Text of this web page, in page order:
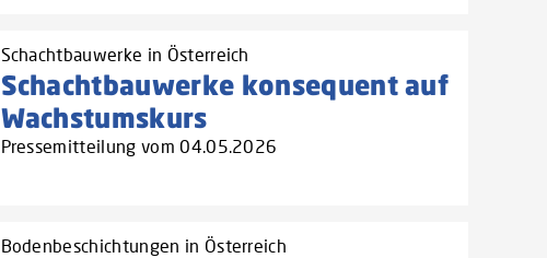
Schachtbauwerke in Österreich
Schachtbauwerke konsequent auf
Wachstumskurs
Pressemitteilung vom 04.05.2026
Bodenbeschichtungen in Österreich